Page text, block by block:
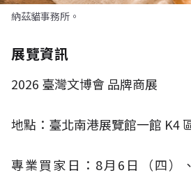
納茲貓事務所。
展覽資訊
2026 臺灣文博會 品牌商展
地點：臺北南港展覽館一館 K4
專業買家日： 8月 6 日（四）、